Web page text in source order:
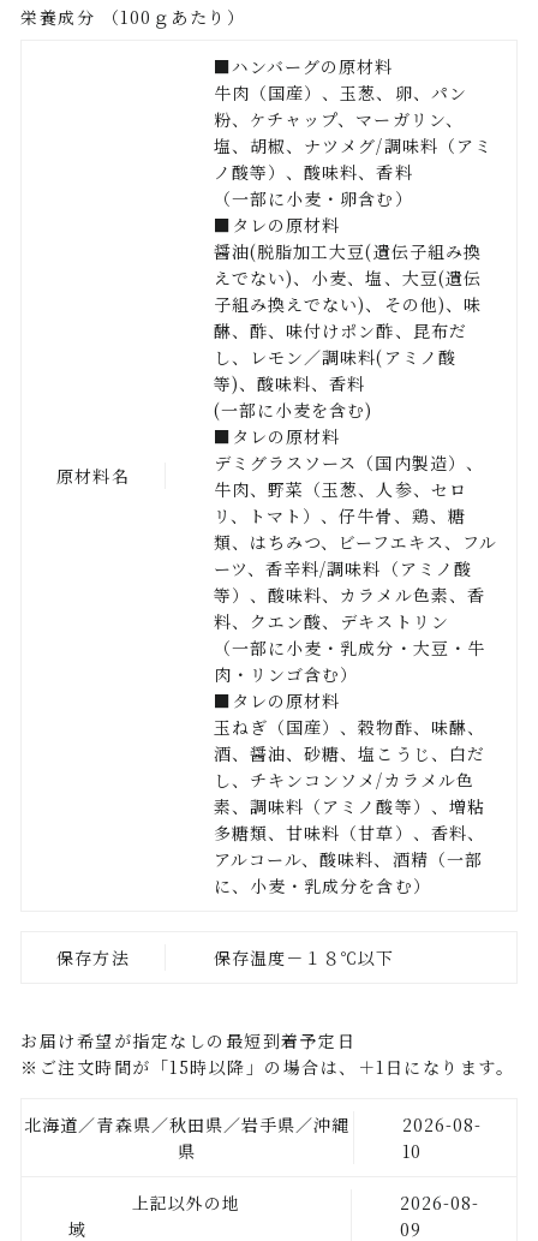
栄養成分 （100ｇあたり）
原材料名
■ハンバーグの原材料
牛肉（国産）、玉葱、卵、パン
粉、ケチャップ、マーガリン、
塩、胡椒、ナツメグ/調味料（アミ
ノ酸等）、酸味料、香料
（一部に小麦・卵含む）
■タレの原材料
醤油(脱脂加工大豆(遺伝子組み換
えでない)、小麦、塩、大豆(遺伝
子組み換えでない)、その他)、味
醂、酢、味付けポン酢、昆布だ
し、レモン／調味料(アミノ酸
等)、酸味料、香料
(一部に小麦を含む)
■タレの原材料
デミグラスソース（国内製造）、
牛肉、野菜（玉葱、人参、セロ
リ、トマト）、仔牛骨、鶏、糖
類、はちみつ、ビーフエキス、フル
ーツ、香辛料/調味料（アミノ酸
等）、酸味料、カラメル色素、香
料、クエン酸、デキストリン
（一部に小麦・乳成分・大豆・牛
肉・リンゴ含む）
■タレの原材料
玉ねぎ（国産）、穀物酢、味醂、
酒、醤油、砂糖、塩こうじ、白だ
し、チキンコンソメ/カラメル色
素、調味料（アミノ酸等）、増粘
多糖類、甘味料（甘草）、香料、
アルコール、酸味料、酒精（一部
に、小麦・乳成分を含む）
保存方法 保存温度－１８℃以下
お届け希望が指定なしの最短到着予定日
※ご注文時間が「15時以降」の場合は、＋1日になります。
北海道／青森県／秋田県／岩手県／沖縄
県
2026-08-
10
上記以外の地
域
2026-08-
09